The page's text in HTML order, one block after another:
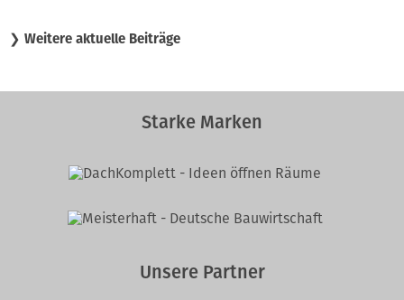
❯ Weitere aktuelle Beiträge
Starke Marken
Unsere Partner